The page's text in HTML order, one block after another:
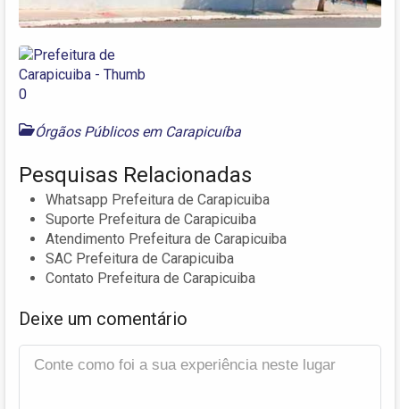
Órgãos Públicos em Carapicuíba
Pesquisas Relacionadas
Whatsapp Prefeitura de Carapicuiba
Suporte Prefeitura de Carapicuiba
Atendimento Prefeitura de Carapicuiba
SAC Prefeitura de Carapicuiba
Contato Prefeitura de Carapicuiba
Deixe um comentário